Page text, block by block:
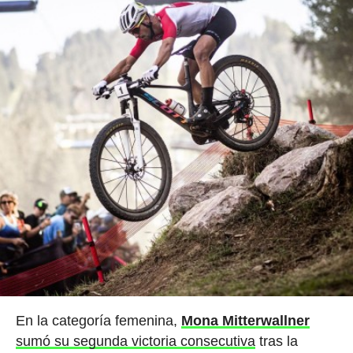
En la categoría femenina, Mona Mitterwallner
sumó su segunda victoria consecutivatras la